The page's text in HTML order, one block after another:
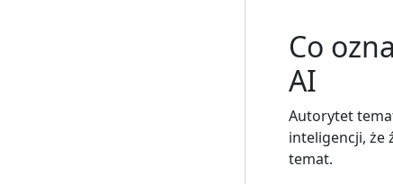
Co
AI
Autorytet
inteligencji, że
temat.